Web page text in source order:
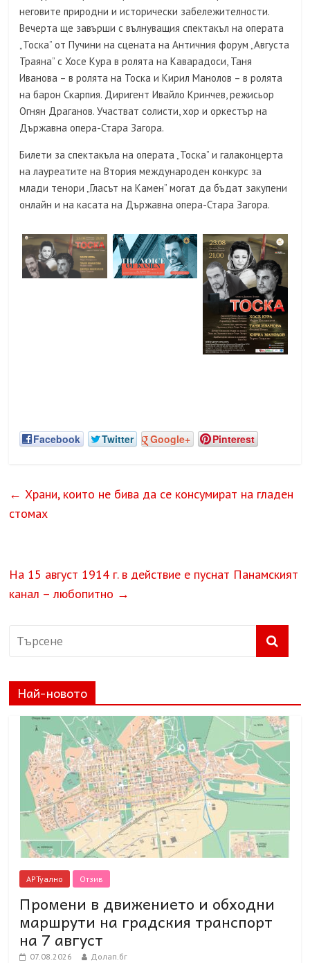
неговите природни и исторически забележителности.
Вечерта ще завърши с вълнуващия спектакъл на операта
„Тоска” от Пучини на сцената на Античния форум „Августа
Траяна” с Хосе Кура в ролята на Каварадоси, Таня
Иванова – в ролята на Тоска и Кирил Манолов – в ролята
на барон Скарпия. Диригент Ивайло Кринчев, режисьор
Огнян Драганов. Участват солисти, хор и оркестър на
Държавна опера-Стара Загора.
Билети за спектакъла на операта „Тоска” и галаконцерта
на лауреатите на Втория международен конкурс за
млади тенори „Гласът на Камен” могат да бъдат закупени
онлайн и на касата на Държавна опера-Стара Загора.
Facebook Twitter Google+ Pinterest
← Храни, които не бива да се консумират на гладен
стомах
На 15 август 1914 г. в действие е пуснат Панамският
канал – любопитно →
Най-новото
АРТуално Отзив
Промени в движението и обходни
маршрути на градския транспорт
на 7 август
07.08.2026 Долап.бг